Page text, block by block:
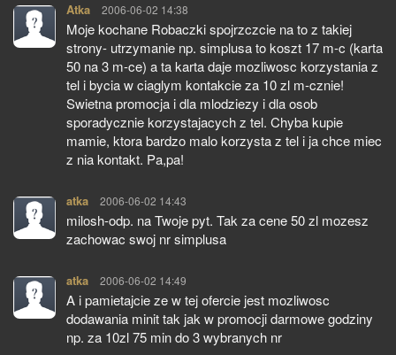
Atka pisze:
2006-06-02 14:38
Moje kochane Robaczki spojrzczcie na to z takiej
strony- utrzymanie np. simplusa to koszt 17 m-c (karta
50 na 3 m-ce) a ta karta daje mozliwosc korzystania z
tel i bycia w ciaglym kontakcie za 10 zl m-cznie!
Swietna promocja i dla mlodziezy i dla osob
sporadycznie korzystajacych z tel. Chyba kupie
mamie, ktora bardzo malo korzysta z tel i ja chce miec
z nia kontakt. Pa,pa!
atka pisze:
2006-06-02 14:43
milosh-odp. na Twoje pyt. Tak za cene 50 zl mozesz
zachowac swoj nr simplusa
atka pisze:
2006-06-02 14:49
A i pamietajcie ze w tej ofercie jest mozliwosc
dodawania minit tak jak w promocji darmowe godziny
np. za 10zl 75 min do 3 wybranych nr